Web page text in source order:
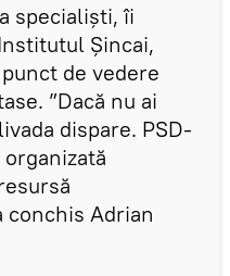
specialiști, îi
Șincai,
de vedere
”Dacă nu ai
dispare. PSD-
conchis Adrian